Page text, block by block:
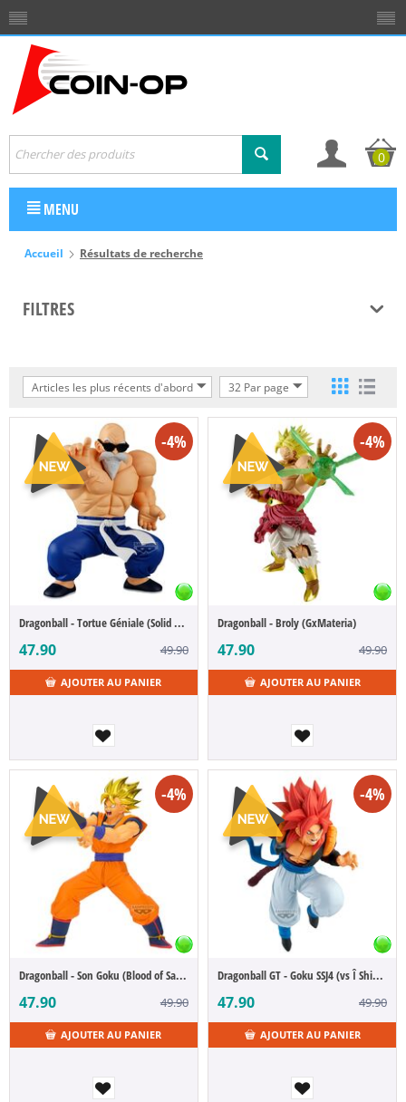
0
MENU
Accueil Résultats de recherche
FILTRES
Articles les plus récents d'abord 32 Par page
-4%
Dragonball - Tortue Géniale (Solid Edge Works)
47.90 49.90
AJOUTER AU PANIER
-4%
Dragonball - Broly (GxMateria)
47.90 49.90
AJOUTER AU PANIER
-4%
Dragonball - Son Goku (Blood of Saiyan)
47.90 49.90
AJOUTER AU PANIER
-4%
Dragonball GT - Goku SSJ4 (vs Î Shinron) (Match Makers)
47.90 49.90
AJOUTER AU PANIER